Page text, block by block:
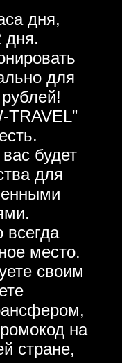
дня,
дня.
для
TRAVEL”
будет
для
всегда
место.
своим
на
стране,